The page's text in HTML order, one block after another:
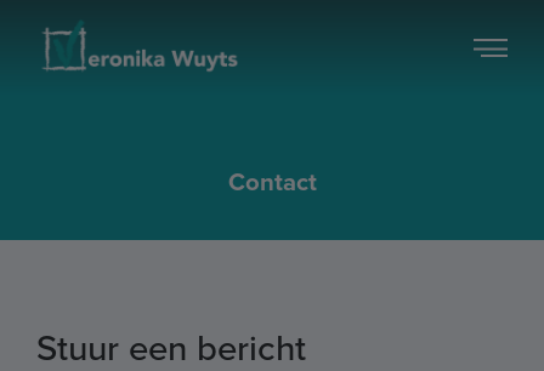
Contact
Stuur een bericht